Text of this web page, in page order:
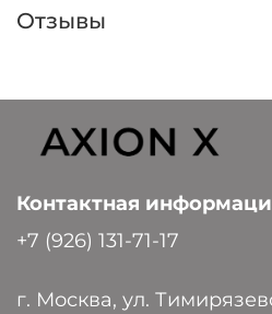
Отзывы
Контактная
+7 (926) 131-71-17
г. Москва, ул.